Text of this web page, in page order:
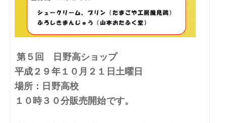
第５回 日野高ショップ
平成２９年１０月２１日土曜日
場所：日野高校
１０時３０分販売開始です。